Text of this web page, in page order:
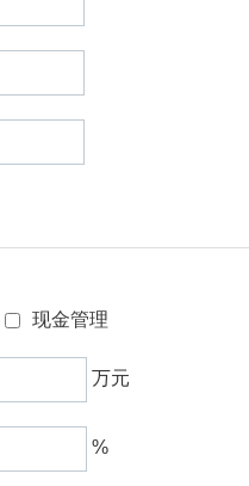
现金管理
万元
%